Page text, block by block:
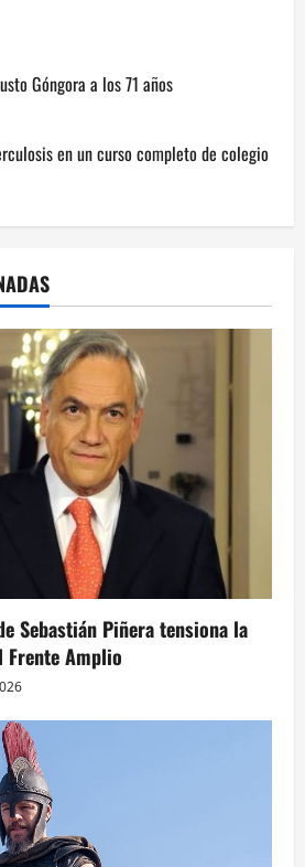
Góngora a los 71 años
en un curso completo de colegio
Sebastián Piñera tensiona la
Amplio